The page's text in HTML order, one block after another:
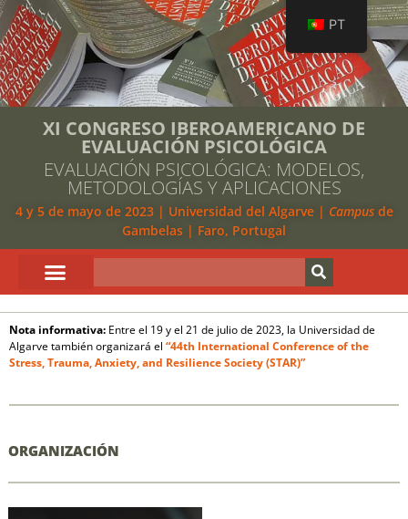
XI CONGRESO IBEROAMERICANO DE
EVALUACIÓN PSICOLÓGICA
EVALUACIÓN PSICOLÓGICA: MODELOS,
METODOLOGÍAS Y APLICACIONES
4 y 5 de mayo de 2023 | Universidad del Algarve | Campusde
Gambelas | Faro, Portugal
Nota informativa: Entre el 19 y el 21 de julio de 2023, la Universidad de
Algarve también organizará el “44th International Conference of the
Stress, Trauma, Anxiety, and Resilience Society (STAR)”
ORGANIZACIÓN
PT